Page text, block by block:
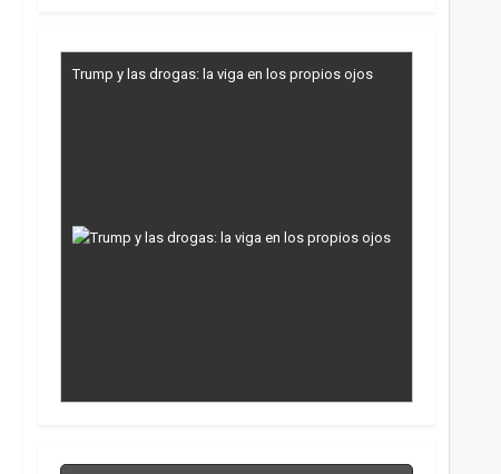
Trump y las drogas: la viga en los propios ojos